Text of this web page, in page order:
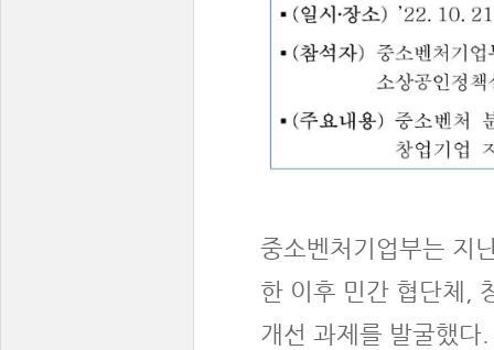
중소벤처기업부는 지
한 이후 민간 협단체,
개선 과제를 발굴했다.